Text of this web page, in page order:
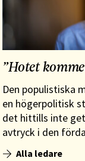
”Hotet
Den populistiska
en högerpolitisk
det hittills inte
avtryck i den
Alla ledare